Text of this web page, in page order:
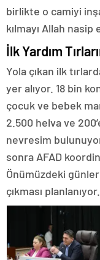
birlikte o camiyi
kılmayı Allah
İlk Yardım
Yola çıkan ilk
yer alıyor. 18 bin
çocuk ve bebek
2.500 helva ve
nevresim
sonra AFAD
Önümüzdeki
çıkması planlanıyor.